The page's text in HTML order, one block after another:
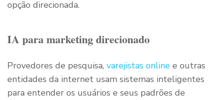
opção direcionada.
IA para marketing direcionado
Provedores de pesquisa, varejistas online e outras
entidades da internet usam sistemas inteligentes
para entender os usuários e seus padrões de